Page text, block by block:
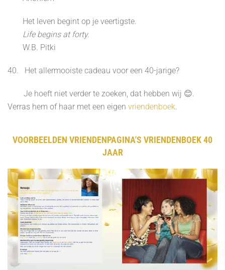
Het leven begint op je veertigste.
Life begins at forty.
W.B. Pitki
40. Het allermooiste cadeau voor een 40-jarige?
Je hoeft niet verder te zoeken, dat hebben wij 😊.
Verras hem of haar met een eigen vriendenboek.
VOORBEELDEN VRIENDENPAGINA'S VRIENDENBOEK 40
JAAR